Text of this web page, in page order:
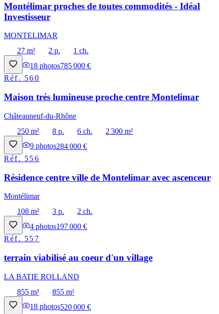
Montélimar proches de toutes commodités - Idéal
Investisseur
MONTELIMAR
27 m²
2 p.
1 ch.
18 photos785 000 €
Réf. 560
Maison trés lumineuse proche centre Montelimar
Châteauneuf-du-Rhône
250 m²
8 p. 6 ch.
2 300 m²
9 photos284 000 €
Réf. 556
Résidence centre ville de Montelimar avec ascenceur
Montélimar
108 m²
3 p.
2 ch.
4 photos197 000 €
Réf. 557
terrain viabilisé au coeur d'un village
LA BATIE ROLLAND
855 m²
855 m²
18 photos520 000 €